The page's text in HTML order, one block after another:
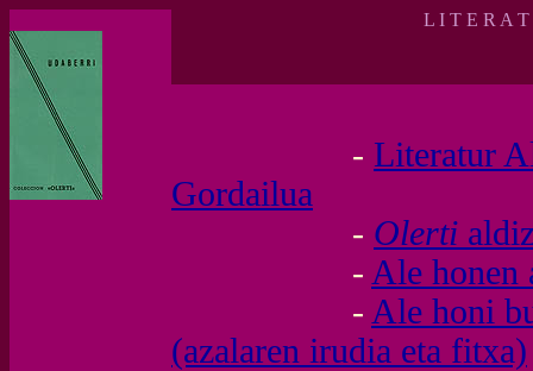
L I T E R A
- Literatur
Gordailua
- Olerti
- Ale honen
- Ale honi
(azalaren irudia eta fitxa)